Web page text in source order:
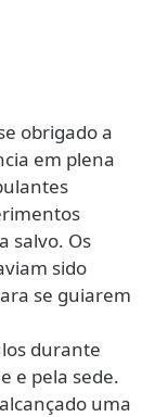
obrigado a
em plena
salvo. Os
sido
se guiarem
durante
e pela sede.
uma